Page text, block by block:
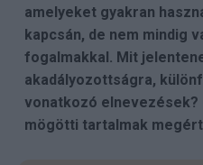
amelyeket gyakran
kapcsán, de nem mindig
fogalmakkal. Mit
akadályozottságra,
vonatkozó elnevezések?
mögötti tartalmak